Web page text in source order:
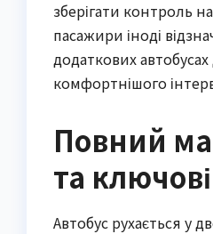
зберігати контроль
пасажири іноді
додаткових
комфортнішого
Повний
та
Автобус рухається у